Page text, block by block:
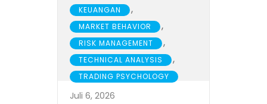
KEUANGAN ,
MARKET BEHAVIOR ,
RISK MANAGEMENT ,
TECHNICAL ANALYSIS ,
TRADING PSYCHOLOGY
Juli 6, 2026